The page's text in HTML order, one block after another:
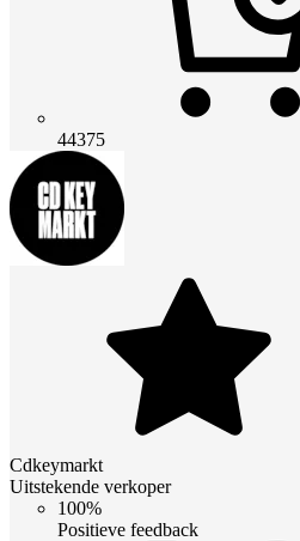
44375
Cdkeymarkt
Uitstekende verkoper
100%
Positieve feedback